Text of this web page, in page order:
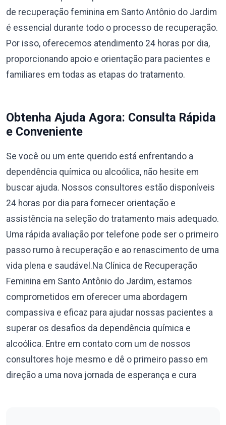
de recuperação feminina em Santo Antônio do Jardim
é essencial durante todo o processo de recuperação.
Por isso, oferecemos atendimento 24 horas por dia,
proporcionando apoio e orientação para pacientes e
familiares em todas as etapas do tratamento.
Obtenha Ajuda Agora: Consulta Rápida
e Conveniente
Se você ou um ente querido está enfrentando a
dependência química ou alcoólica, não hesite em
buscar ajuda. Nossos consultores estão disponíveis
24 horas por dia para fornecer orientação e
assistência na seleção do tratamento mais adequado.
Uma rápida avaliação por telefone pode ser o primeiro
passo rumo à recuperação e ao renascimento de uma
vida plena e saudável.Na Clínica de Recuperação
Feminina em Santo Antônio do Jardim, estamos
comprometidos em oferecer uma abordagem
compassiva e eficaz para ajudar nossas pacientes a
superar os desafios da dependência química e
alcoólica. Entre em contato com um de nossos
consultores hoje mesmo e dê o primeiro passo em
direção a uma nova jornada de esperança e cura